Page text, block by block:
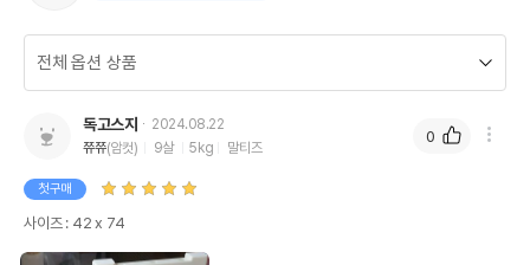
독고스지
2024.08.22
쮸쮸(암컷) 9살 5kg 말티즈
첫구매
사이즈 : 42 x 74
0